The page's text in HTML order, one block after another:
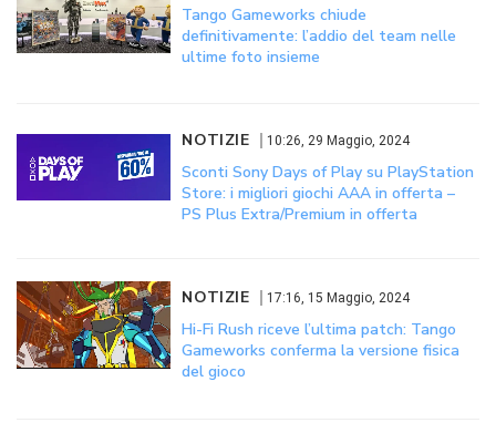
Tango Gameworks chiude
definitivamente: l’addio del team nelle
ultime foto insieme
NOTIZIE 10:26, 29 Maggio, 2024
Sconti Sony Days of Play su PlayStation
Store: i migliori giochi AAA in offerta –
PS Plus Extra/Premium in offerta
NOTIZIE 17:16, 15 Maggio, 2024
Hi-Fi Rush riceve l’ultima patch: Tango
Gameworks conferma la versione fisica
del gioco